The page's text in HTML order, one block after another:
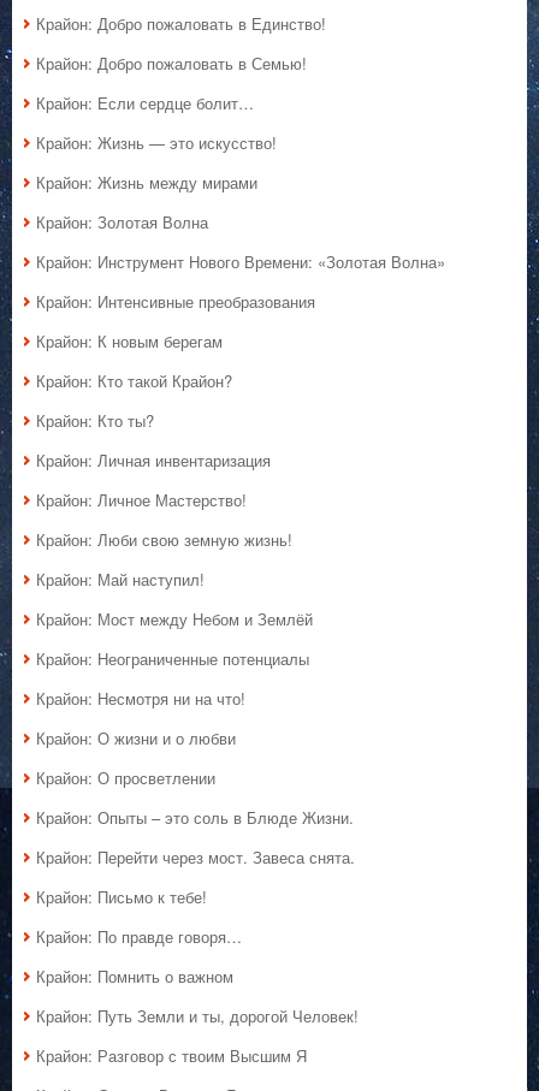
Крайон: Добро пожаловать в Единство!
Крайон: Добро пожаловать в Семью!
Крайон: Если сердце болит…
Крайон: Жизнь — это искусство!
Крайон: Жизнь между мирами
Крайон: Золотая Волна
Крайон: Инструмент Нового Времени: «Золотая Волна»
Крайон: Интенсивные преобразования
Крайон: К новым берегам
Крайон: Кто такой Крайон?
Крайон: Кто ты?
Крайон: Личная инвентаризация
Крайон: Личное Мастерство!
Крайон: Люби свою земную жизнь!
Крайон: Май наступил!
Крайон: Мост между Небом и Землёй
Крайон: Неограниченные потенциалы
Крайон: Несмотря ни на что!
Крайон: О жизни и о любви
Крайон: О просветлении
Крайон: Опыты – это соль в Блюде Жизни.
Крайон: Перейти через мост. Завеса снята.
Крайон: Письмо к тебе!
Крайон: По правде говоря…
Крайон: Помнить о важном
Крайон: Путь Земли и ты, дорогой Человек!
Крайон: Разговор с твоим Высшим Я